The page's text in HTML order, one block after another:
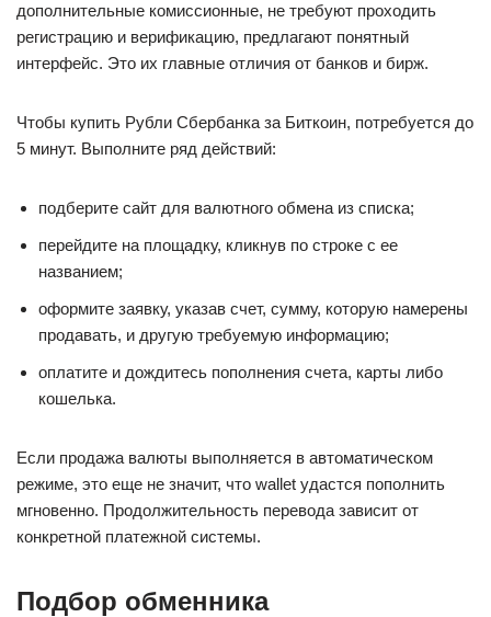
дополнительные комиссионные, не требуют проходить
регистрацию и верификацию, предлагают понятный
интерфейс. Это их главные отличия от банков и бирж.
Чтобы купить Рубли Сбербанка за Биткоин, потребуется до
5 минут. Выполните ряд действий:
подберите сайт для валютного обмена из списка;
перейдите на площадку, кликнув по строке с ее
названием;
оформите заявку, указав счет, сумму, которую намерены
продавать, и другую требуемую информацию;
оплатите и дождитесь пополнения счета, карты либо
кошелька.
Если продажа валюты выполняется в автоматическом
режиме, это еще не значит, что wallet удастся пополнить
мгновенно. Продолжительность перевода зависит от
конкретной платежной системы.
Подбор обменника